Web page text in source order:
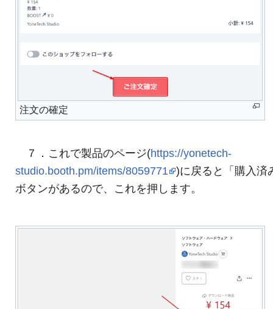
注文の確定
７．これで製品のページ(https://yonetech-
studio.booth.pm/items/8059771
)に戻ると「購入済
ボタンがあるので、これを押します。